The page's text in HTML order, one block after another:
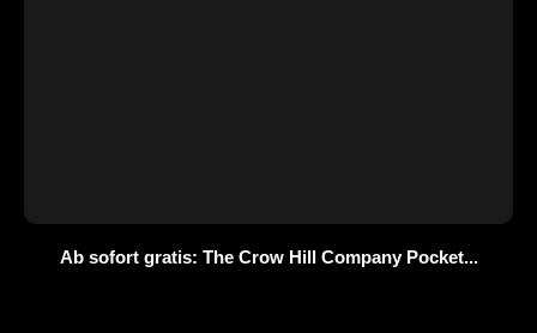
Ab sofort gratis: The Crow Hill Company Pocket...